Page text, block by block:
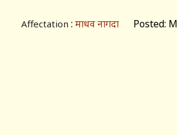
Affectation : माधव नागदा Posted: